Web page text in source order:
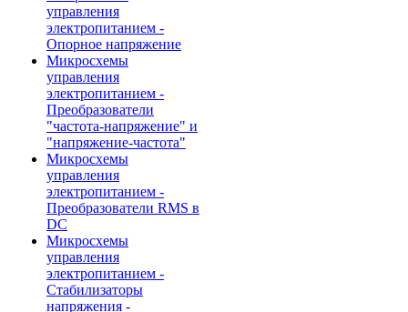
управления
электропитанием -
Опорное напряжение
Микросхемы
управления
электропитанием -
Преобразователи
"частота-напряжение" и
"напряжение-частота"
Микросхемы
управления
электропитанием -
Преобразователи RMS в
DC
Микросхемы
управления
электропитанием -
Стабилизаторы
напряжения -